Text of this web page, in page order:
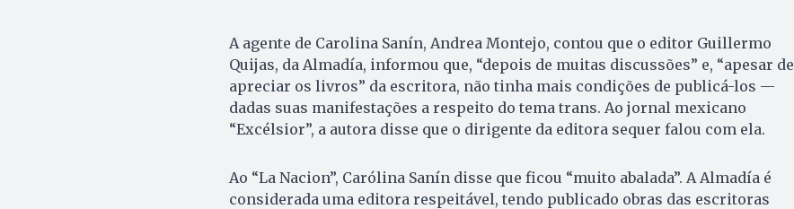
A agente de Carolina Sanín, Andrea Montejo, contou que o editor Guillermo
Quijas, da Almadía, informou que, “depois de muitas discussões” e, “apesar de
apreciar os livros” da escritora, não tinha mais condições de publicá-los —
dadas suas manifestações a respeito do tema trans. Ao jornal mexicano
“Excélsior”, a autora disse que o dirigente da editora sequer falou com ela.
Ao “La Nacion”, Carólina Sanín disse que ficou “muito abalada”. A Almadía é
considerada uma editora respeitável, tendo publicado obras das escritoras